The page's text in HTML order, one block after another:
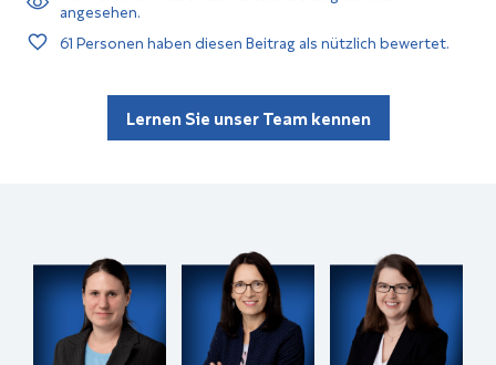
angesehen.
61Personen haben diesen Beitrag als nützlich bewertet.
Lernen Sie unser Team kennen